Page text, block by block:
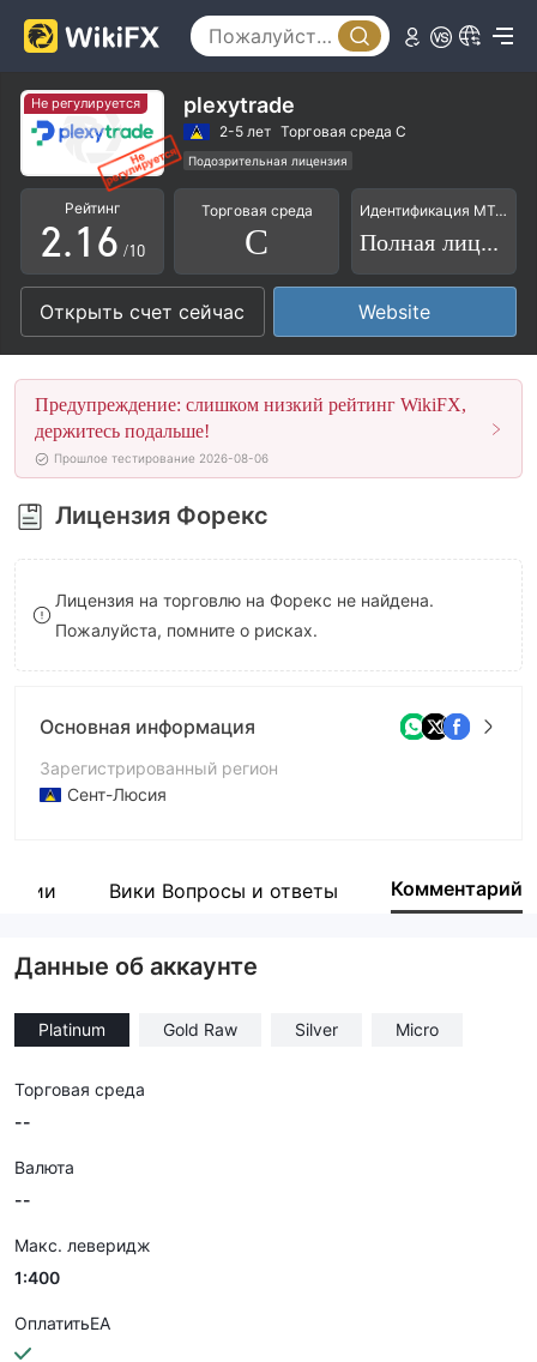
Не регулируется plexytrade
2-5 лет Торговая среда C
Подозрительная лицензия
Основной стандарт MT4
Высокие потенциальные риски
Рейтинг
0
1
2
3
4
5
6
7
8
9
.
0
1
2
3
4
5
6
7
8
9
2
3
4
5
6
7
8
9
/10
Торговая среда
C
Идентификация MT4/5
Полная лицензия
Открыть счет сейчас Website
Предупреждение: слишком низкий рейтинг WikiFX,
держитесь подальше!
Прошлое тестирование 2026-08-06
Лицензия Форекс
Лицензия на торговлю на Форекс не найдена.
Пожалуйста, помните о рисках.
Основная информация
Зарегистрированный регион
Сент-Люсия
КомпанияВики Вопросы и ответы Комментарий
Данные об аккаунте
Platinum Gold Raw Silver Micro
Торговая среда
--
Валюта
--
Макс. леверидж
1:400
ОплатитьEA